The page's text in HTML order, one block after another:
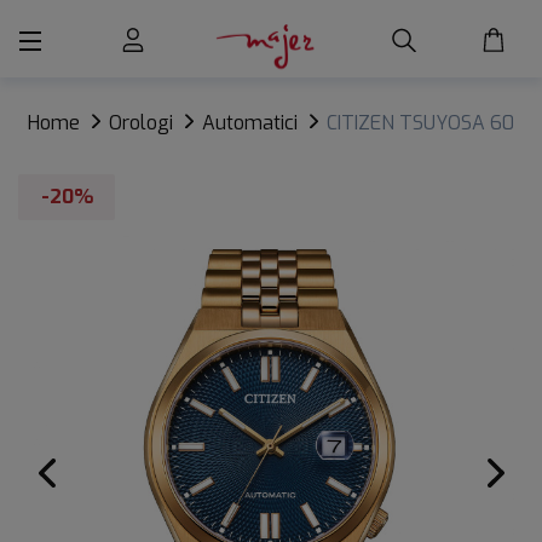
Home Orologi Automatici CITIZEN TSUYOSA 60
-20%